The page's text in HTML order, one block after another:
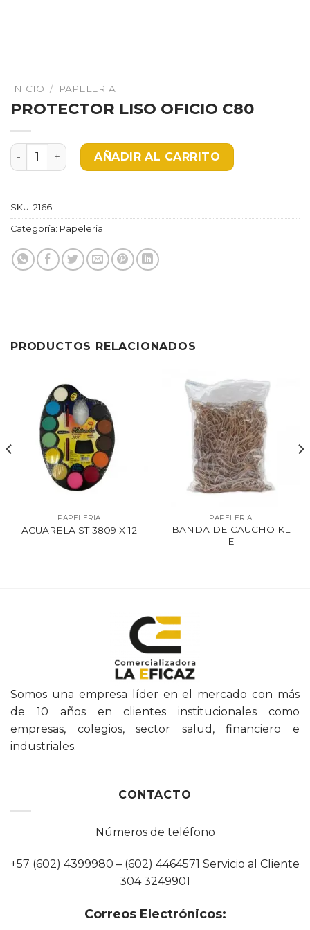
INICIO / PAPELERIA
PROTECTOR LISO OFICIO C80
PROTECTOR LISO OFICIO C80 cantidad
AÑADIR AL CARRITO
SKU: 2166
Categoría: Papeleria
PRODUCTOS RELACIONADOS
PAPELERIA
ACUARELA ST 3809 X 12
PAPELERIA
BANDA DE CAUCHO KL
E
Somos una empresa líder en el mercado con más
de 10 años en clientes institucionales como
empresas, colegios, sector salud, financiero e
industriales.
CONTACTO
Números de teléfono
+57 (602) 4399980 – (602) 4464571 Servicio al Cliente
304 3249901
Correos Electrónicos: